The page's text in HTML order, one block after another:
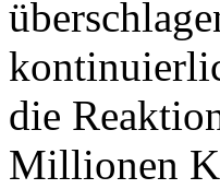
die
Millionen